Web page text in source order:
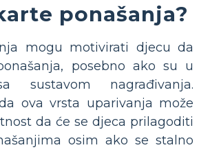
ponašanja?
mogu motivirati djecu da
posebno ako su u
sustavom nagrađivanja.
ova vrsta uparivanja može
da će se djeca prilagoditi
osim ako se stalno